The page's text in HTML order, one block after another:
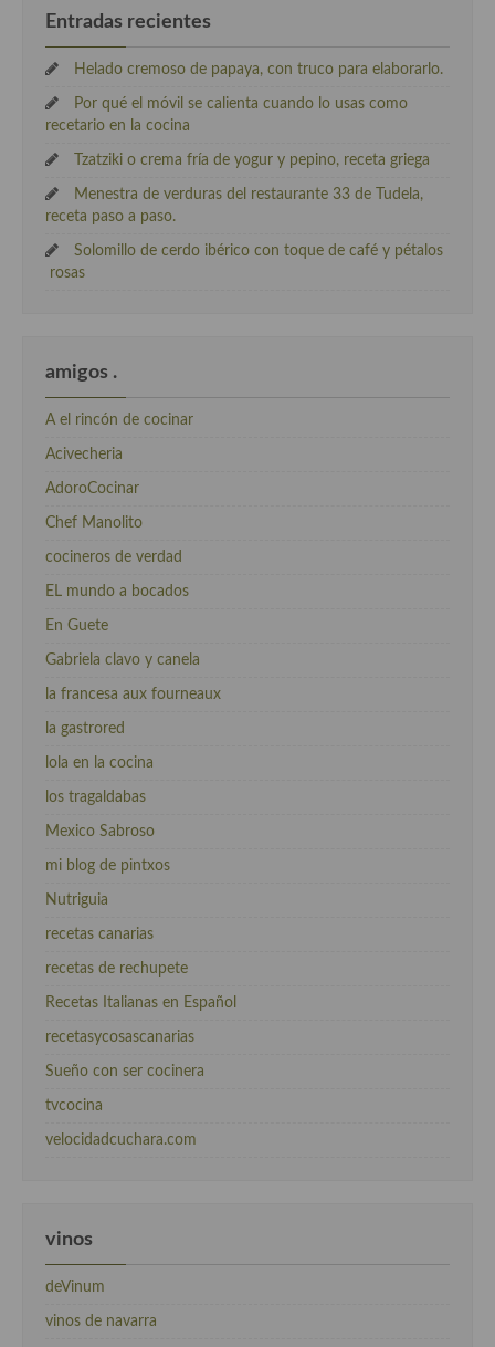
Entradas recientes
Helado cremoso de papaya, con truco para elaborarlo.
Por qué el móvil se calienta cuando lo usas como
recetario en la cocina
Tzatziki o crema fría de yogur y pepino, receta griega
Menestra de verduras del restaurante 33 de Tudela,
receta paso a paso.
Solomillo de cerdo ibérico con toque de café y pétalos
rosas
amigos .
A el rincón de cocinar
Acivecheria
AdoroCocinar
Chef Manolito
cocineros de verdad
EL mundo a bocados
En Guete
Gabriela clavo y canela
la francesa aux fourneaux
la gastrored
lola en la cocina
los tragaldabas
Mexico Sabroso
mi blog de pintxos
Nutriguia
recetas canarias
recetas de rechupete
Recetas Italianas en Español
recetasycosascanarias
Sueño con ser cocinera
tvcocina
velocidadcuchara.com
vinos
deVinum
vinos de navarra